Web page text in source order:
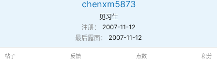
chenxm5873
见习生
注册
2007-11-12
最后露面
2007-11-12
帖子 反馈 点数 积分